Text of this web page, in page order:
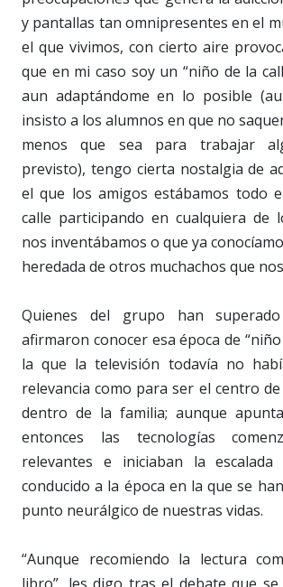
y pantallas tan omnipresentes en el
el que vivimos, con cierto aire
que en mi caso soy un “niño de la
aun adaptándome en lo posible
insisto a los alumnos en que no
menos que sea para trabajar
previsto), tengo cierta nostalgia de
el que los amigos estábamos todo
calle participando en cualquiera de
nos inventábamos o que ya
heredada de otros muchachos que
Quienes del grupo han
afirmaron conocer esa época de “niño
la que la televisión todavía no
relevancia como para ser el centro
dentro de la familia; aunque
entonces las tecnologías
relevantes e iniciaban la
conducido a la época en la que se
punto neurálgico de nuestras vidas.
“Aunque recomiendo la lectura